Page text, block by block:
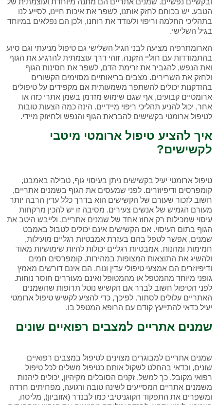
הטבע. יש בכוחם לחזק אותנו, לשפר את איכות חיינו, לסייע לנו
בתהליכי החלמה וריפוי ולעודד את רוחנו, ולכן הם נפלאים במיוחד
בגיל השלישי.
הארומתרפיה מציעה לבני הגיל השלישי גם טיפול מניעתי וגם סיוע
בהתמודדות עם חוליי הזקנה. זוהי דרך עוצמתית להרגיע את הגוף
ואת הנפש, להגביר את זרימת הדם, לשפר את חסינות הגוף
ולחזק את השרירים. מצבים בריאותיים מסוימים הקשורים
בהזדקנות יכולים להשתפר משמעותית אם מקפידים על טיפולים
ארומטיים קבועים, אף שגם שימוש מזדמן בשמן אתרי כזה או
אחר, יכול להניע תהליכי ריפוי מיידיים. הינה כמה הצעות טובות
לטיפול ארומטי בקשישים להבראת הגוף והנפש ולחיזוק מיידי.
איך להציע טיפול ארומטי מיטבי
לקשישים?
טיפול ארומטי יעיל בקשישים ניתן בעיסוי גוף, טבילה באמבט,
קומפרסים ודיפיוזרים. לפני שמעסים את הגוף בשמנים אתריים,
חשוב לזכור שעורם של הקשישים הוא בדרך כלל עדין הרבה יותר
מעורם הגמיש של אנשים צעירים. מסיבה זו יש להכין מרקחות
עיסוי שמכילות רק אחוז אחד של שמנים אתריים, ולייבש היטב את
הגוף בתום העיסוי. אם הקשישים אינם יכולים לטבול באמבט
שמנים, אפשר לטפל בהם בעזרת אמבטיות רגליים מועילות,
חמימות ומהנות. אמבטיות רגליים יכולות להיות שימושיות מאוד
ולהשיג את התוצאות המצופות במהירות. קומפרסים חמים
ודיפיוזרים הם אמצעי טיפולי עדין ונוח. הם אינם דורשים מאמץ
גופני מיוחד מהמטפל או מהמטופל ואינם מעוררים חוסר נוחות.
לפני הטיפול חשוב לברר אם הקשיש נוטל תרופות שהשמנים
האתריים עלולים לסתור. לפיכך, כדי להציע לקשיש טיפול ארומטי
יעיל כדאי להתייעץ קודם עם הרופא המטפל בו.
שמנים אתריים למצבים רפואיים שונים
שמנים אתריים למבוגרים מצוינים לטיפול במצבים רפואיים
שונים, וכדאי בהחלט לשקול אותם כטיפול משלים לכל טיפול
רפואי מקובל. כך למשל, זקנים הסובלים מקיהיון, יכולים ליהנות
משמנים אתריים המסייעים לשינה טובה ורגועה, מפחיתים חרדה
ומשפרים את התפקוד הקוגניטיבי כמו לבנדר (אזוביון), מליסה,